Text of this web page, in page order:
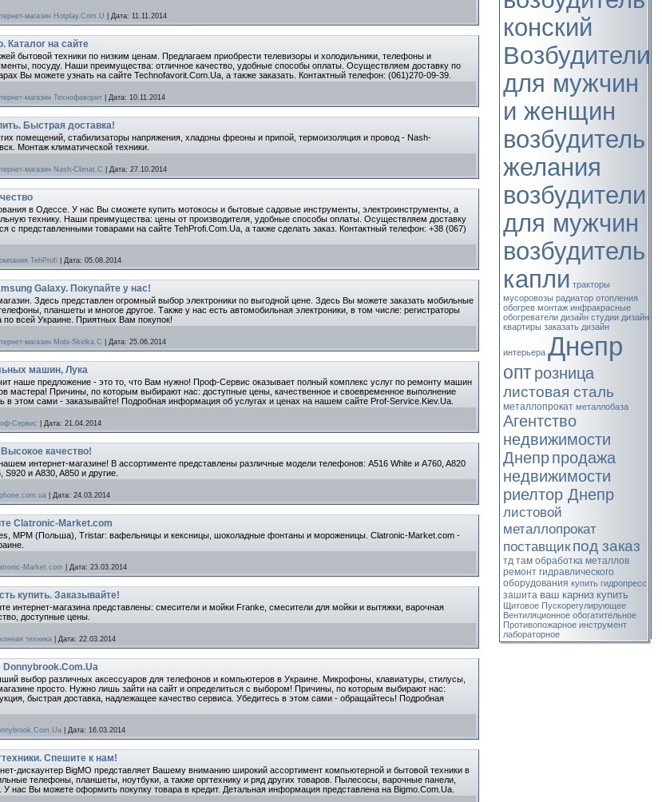
магазин Hotplay.Com.U Дата: 11.11.2014
Каталог на сайте
бытовой техники по низким ценам. Предлагаем приобрести телевизоры и холодильники, телефоны и
посуду. Наши преимущества: отличное качество, удобные способы оплаты. Осуществляем доставку по
Вы можете узнать на сайте Technofavorit.Com.Ua, а также заказать. Контактный телефон: (061)270-09-39.
магазин Технофаворит Дата: 10.11.2014
Быстрая доставка!
помещений, стабилизаторы напряжения, хладоны фреоны и припой, термоизоляция и провод - Nash-
Монтаж климатической техники.
магазин Nash-Climat.C Дата: 27.10.2014
в Одессе. У нас Вы сможете купить мотокосы и бытовые садовые инструменты, электроинструменты, а
технику. Наши преимущества: цены от производителя, удобные способы оплаты. Осуществляем доставку
с представленными товарами на сайте TehProfi.Com.Ua, а также сделать заказ. Контактный телефон: +38 (067)
TehProfi Дата: 05.08.2014
Galaxy. Покупайте у нас!
Здесь представлен огромный выбор электроники по выгодной цене. Здесь Вы можете заказать мобильные
планшеты и многое другое. Также у нас есть автомобильная электроники, в том числе: регистраторы
по всей Украине. Приятных Вам покупок!
магазин Mobi-Skidka.C Дата: 25.06.2014
машин, Лука
наше предложение - это то, что Вам нужно! Проф-Сервис оказывает полный комплекс услуг по ремонту машин
мастера! Причины, по которым выбирают нас: доступные цены, качественное и своевременное выполнение
в этом сами - заказывайте! Подробная информация об услугах и ценах на нашем сайте Prof-Service.Kiev.Ua.
Сервис Дата: 21.04.2014
качество!
интернет-магазине! В ассортименте представлены различные модели телефонов: A516 White и A760, A820
и A830, A850 и другие.
Дата: 24.03.2014
Clatronic-Market.com
MPM (Польша), Tristar: вафельницы и кексницы, шоколадные фонтаны и мороженицы. Clatronic-Market.сom -
Market.com Дата: 23.03.2014
купить. Заказывайте!
интернет-магазина представлены: смесители и мойки Franke, смесители для мойки и вытяжки, варочная
доступные цены.
техника Дата: 22.03.2014
Donnybrook.Com.Ua
выбор различных аксессуаров для телефонов и компьютеров в Украине. Микрофоны, клавиатуры, стилусы,
просто. Нужно лишь зайти на сайт и определиться с выбором! Причины, по которым выбирают нас:
быстрая доставка, надлежащее качество сервиса. Убедитесь в этом сами - обращайтесь! Подробная
Дата: 16.03.2014
Спешите к нам!
дискаунтер BigMO представляет Вашему вниманию широкий ассортимент компьютерной и бытовой техники в
телефоны, планшеты, ноутбуки, а также оргтехнику и ряд других товаров. Пылесосы, варочные панели,
Вы можете оформить покупку товара в кредит. Детальная информация представлена на Bigmo.Com.Ua.
конский
Возбудители
для мужчин
и женщин
возбудитель
желания
возбудители
для мужчин
возбудитель
капли тракторы
мусоровозы радиатор отопления
обогрев монтаж инфракрасные
обогреватели дизайн студии дизайн
квартиры заказать дизайн
интерьера Днепр
оптрозница
листовая сталь
металлопрокат металлобаза
Агентство
недвижимости
Днепрпродажа
недвижимости
риелтор Днепр
листовой
металлопрокат
поставщик под заказ
тд там обработка металлов
ремонт гидравлического
оборудования купить гидропресс
зашита ваш карниз купить
Щитовое Пускорегулирующее
Вентиляционное обогатительное
Противопожарное инструмент
лабораторное